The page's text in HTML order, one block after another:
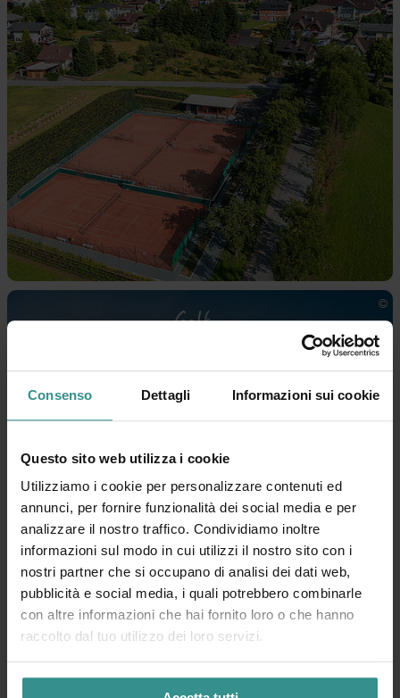
Consenso Dettagli Informazioni sui cookie
Questo sito web utilizza i cookie
Utilizziamo i cookie per personalizzare contenuti ed
annunci, per fornire funzionalità dei social media e per
analizzare il nostro traffico. Condividiamo inoltre
informazioni sul modo in cui utilizzi il nostro sito con i
nostri partner che si occupano di analisi dei dati web,
pubblicità e social media, i quali potrebbero combinarle
con altre informazioni che hai fornito loro o che hanno
raccolto dal tuo utilizzo dei loro servizi.
Golf...
TEMPO per il primo tee shot